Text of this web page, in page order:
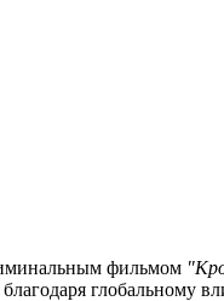
фильмом
глобальному